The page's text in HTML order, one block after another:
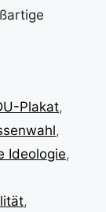
Plakat,
,
Ideologie,
,